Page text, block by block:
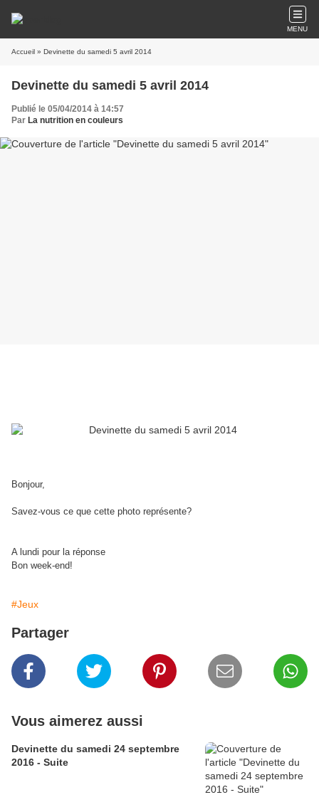
MENU
Accueil » Devinette du samedi 5 avril 2014
Devinette du samedi 5 avril 2014
Publié le 05/04/2014 à 14:57
Par La nutrition en couleurs
Bonjour,
Savez-vous ce que cette photo représente?
A lundi pour la réponse
Bon week-end!
#Jeux
Partager
Vous aimerez aussi
Devinette du samedi 24 septembre
2016 - Suite